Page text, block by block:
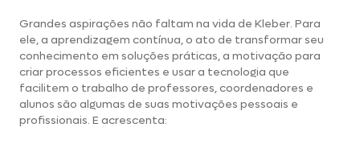
Grandes aspirações não faltam na vida de Kleber. Para
ele, a aprendizagem contínua, o ato de transformar seu
conhecimento em soluções práticas, a motivação para
criar processos eficientes e usar a tecnologia que
facilitem o trabalho de professores, coordenadores e
alunos são algumas de suas motivações pessoais e
profissionais. E acrescenta: